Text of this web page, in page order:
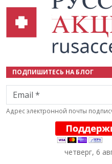
ПОДПИШИТЕСЬ НА БЛОГ
Email
Адрес электронной почты
четверг, 6